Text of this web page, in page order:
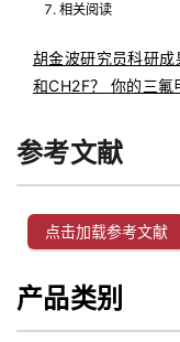
相关阅读
胡金波研究员科研
和CH2F？ 你的三氟
参考文献
点击加载参考文献
产品类别